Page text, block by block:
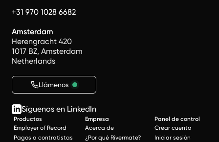
+31 970 1028 6682
Amsterdam
Herengracht 420
1017 BZ, Amsterdam
Netherlands
Llámenos
Síguenos en LinkedIn
Productos
Employer of Record
Pagos a contratistas
Empresa
Acerca de
¿Por qué Rivermate?
Panel de control
Crear cuenta
Iniciar sesión